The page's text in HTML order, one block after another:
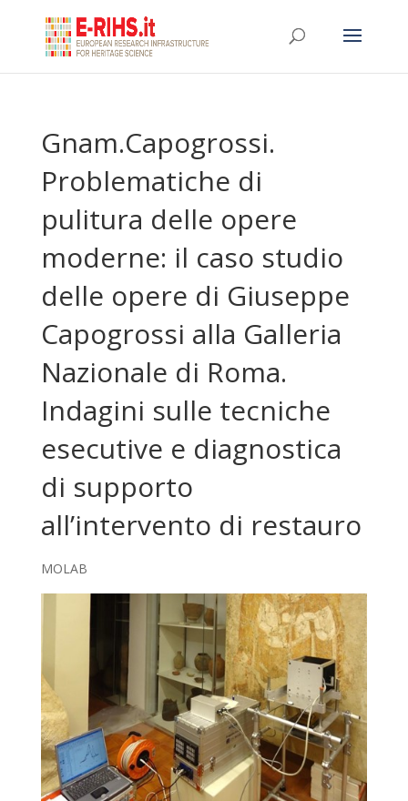
Gnam.Capogrossi.
Problematiche di
pulitura delle opere
moderne: il caso studio
delle opere di Giuseppe
Capogrossi alla Galleria
Nazionale di Roma.
Indagini sulle tecniche
esecutive e diagnostica
di supporto
all’intervento di restauro
MOLAB